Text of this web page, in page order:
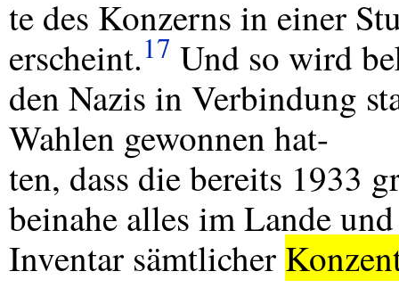
te des Konzerns in einer
erscheint.17 Und so wird
den Nazis in Verbindung
Wahlen gewonnen hat-
ten, dass die bereits 1933
beinahe alles im Lande
Inventar sämtlicher